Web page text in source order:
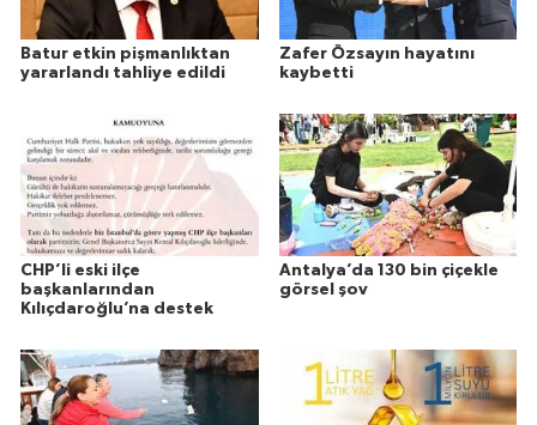
Batur etkin pişmanlıktan
yararlandı tahliye edildi
Zafer Özsayın hayatını
kaybetti
CHP’li eski ilçe
başkanlarından
Kılıçdaroğlu’na destek
Antalya’da 130 bin çiçekle
görsel şov